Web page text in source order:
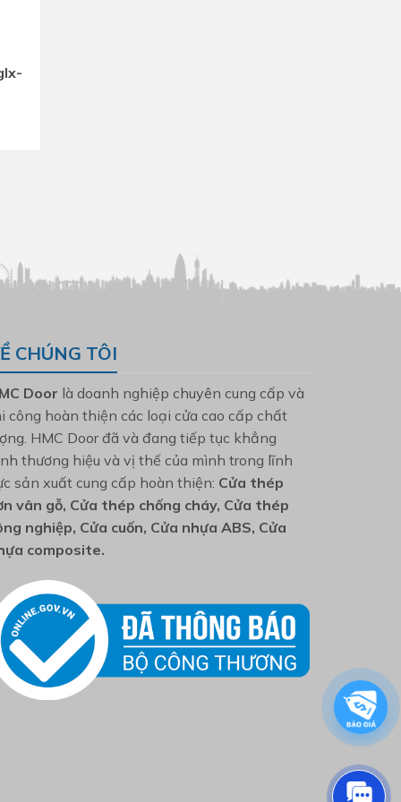
CHÚNG TÔI
Door là doanh nghiệp chuyên cung cấp và
công hoàn thiện các loại cửa cao cấp chất
HMC Door đã và đang tiếp tục khẳng
thương hiệu và vị thế của mình trong lĩnh
sản xuất cung cấp hoàn thiện: Cửa thép
vân gỗ, Cửa thép chống cháy, Cửa thép
nghiệp, Cửa cuốn, Cửa nhựa ABS, Cửa
composite.